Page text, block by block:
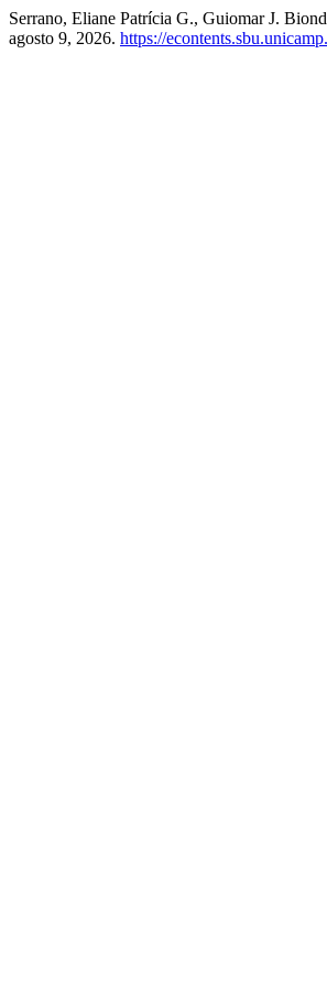
Serrano, Eliane Patrícia G., Guiomar J.
agosto 9, 2026. https://